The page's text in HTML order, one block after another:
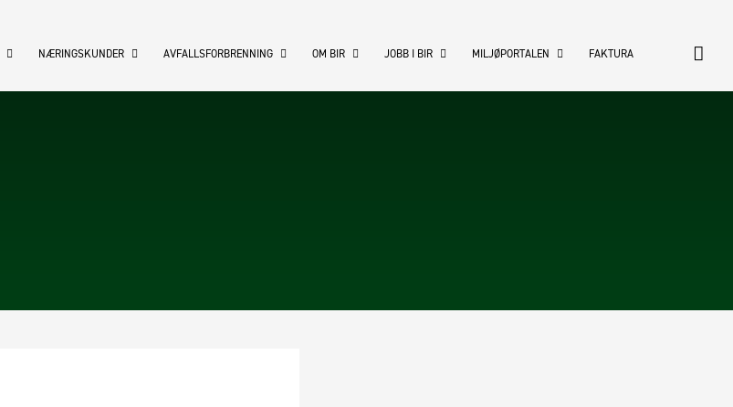
NÆRINGSKUNDER AVFALLSFORBRENNING OM BIR JOBB I BIR MILJØPORTALEN FAKTURA